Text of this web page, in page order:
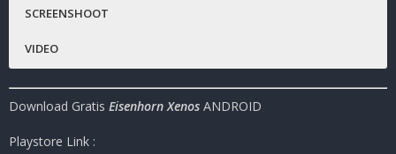
Platfrom
Publisher:Pixel Hero Games.
Ukuran Game
SCREENSHOOT
VIDEO
Download Gratis Eisenhorn Xenos ANDROID
Playstore Link :